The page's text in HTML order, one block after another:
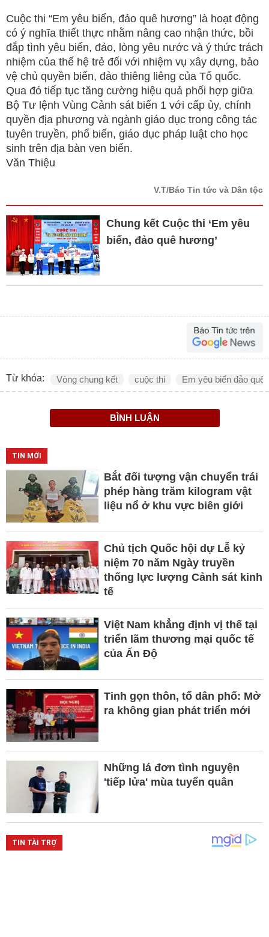
Cuộc thi “Em yêu biển, đảo quê hương” là hoạt động
có ý nghĩa thiết thực nhằm nâng cao nhận thức, bồi
đắp tình yêu biển, đảo, lòng yêu nước và ý thức trách
nhiệm của thế hệ trẻ đối với nhiệm vụ xây dựng, bảo
vệ chủ quyền biển, đảo thiêng liêng của Tổ quốc.
Qua đó tiếp tục tăng cường hiệu quả phối hợp giữa
Bộ Tư lệnh Vùng Cảnh sát biển 1 với cấp ủy, chính
quyền địa phương và ngành giáo dục trong công tác
tuyên truyền, phổ biến, giáo dục pháp luật cho học
sinh trên địa bàn ven biển.
Văn Thiệu
V.T/Báo Tin tức và Dân tộc
Chung kết Cuộc thi ‘Em yêu
biển, đảo quê hương’
Từ khóa: Vòng chung kết cuộc thi Em yêu biển đảo quê
BÌNH LUẬN
TIN MỚI
Bắt đối tượng vận chuyển trái
phép hàng trăm kilogram vật
liệu nổ ở khu vực biên giới
Chủ tịch Quốc hội dự Lễ kỷ
niệm 70 năm Ngày truyền
thống lực lượng Cảnh sát kinh
tế
Việt Nam khẳng định vị thế tại
triển lãm thương mại quốc tế
của Ấn Độ
Tinh gọn thôn, tổ dân phố: Mở
ra không gian phát triển mới
Những lá đơn tình nguyện
'tiếp lửa' mùa tuyển quân